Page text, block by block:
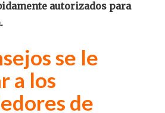
autorizados para
se le
a los
de